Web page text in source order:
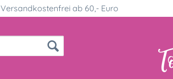
Versandkostenfrei ab 60,- Euro